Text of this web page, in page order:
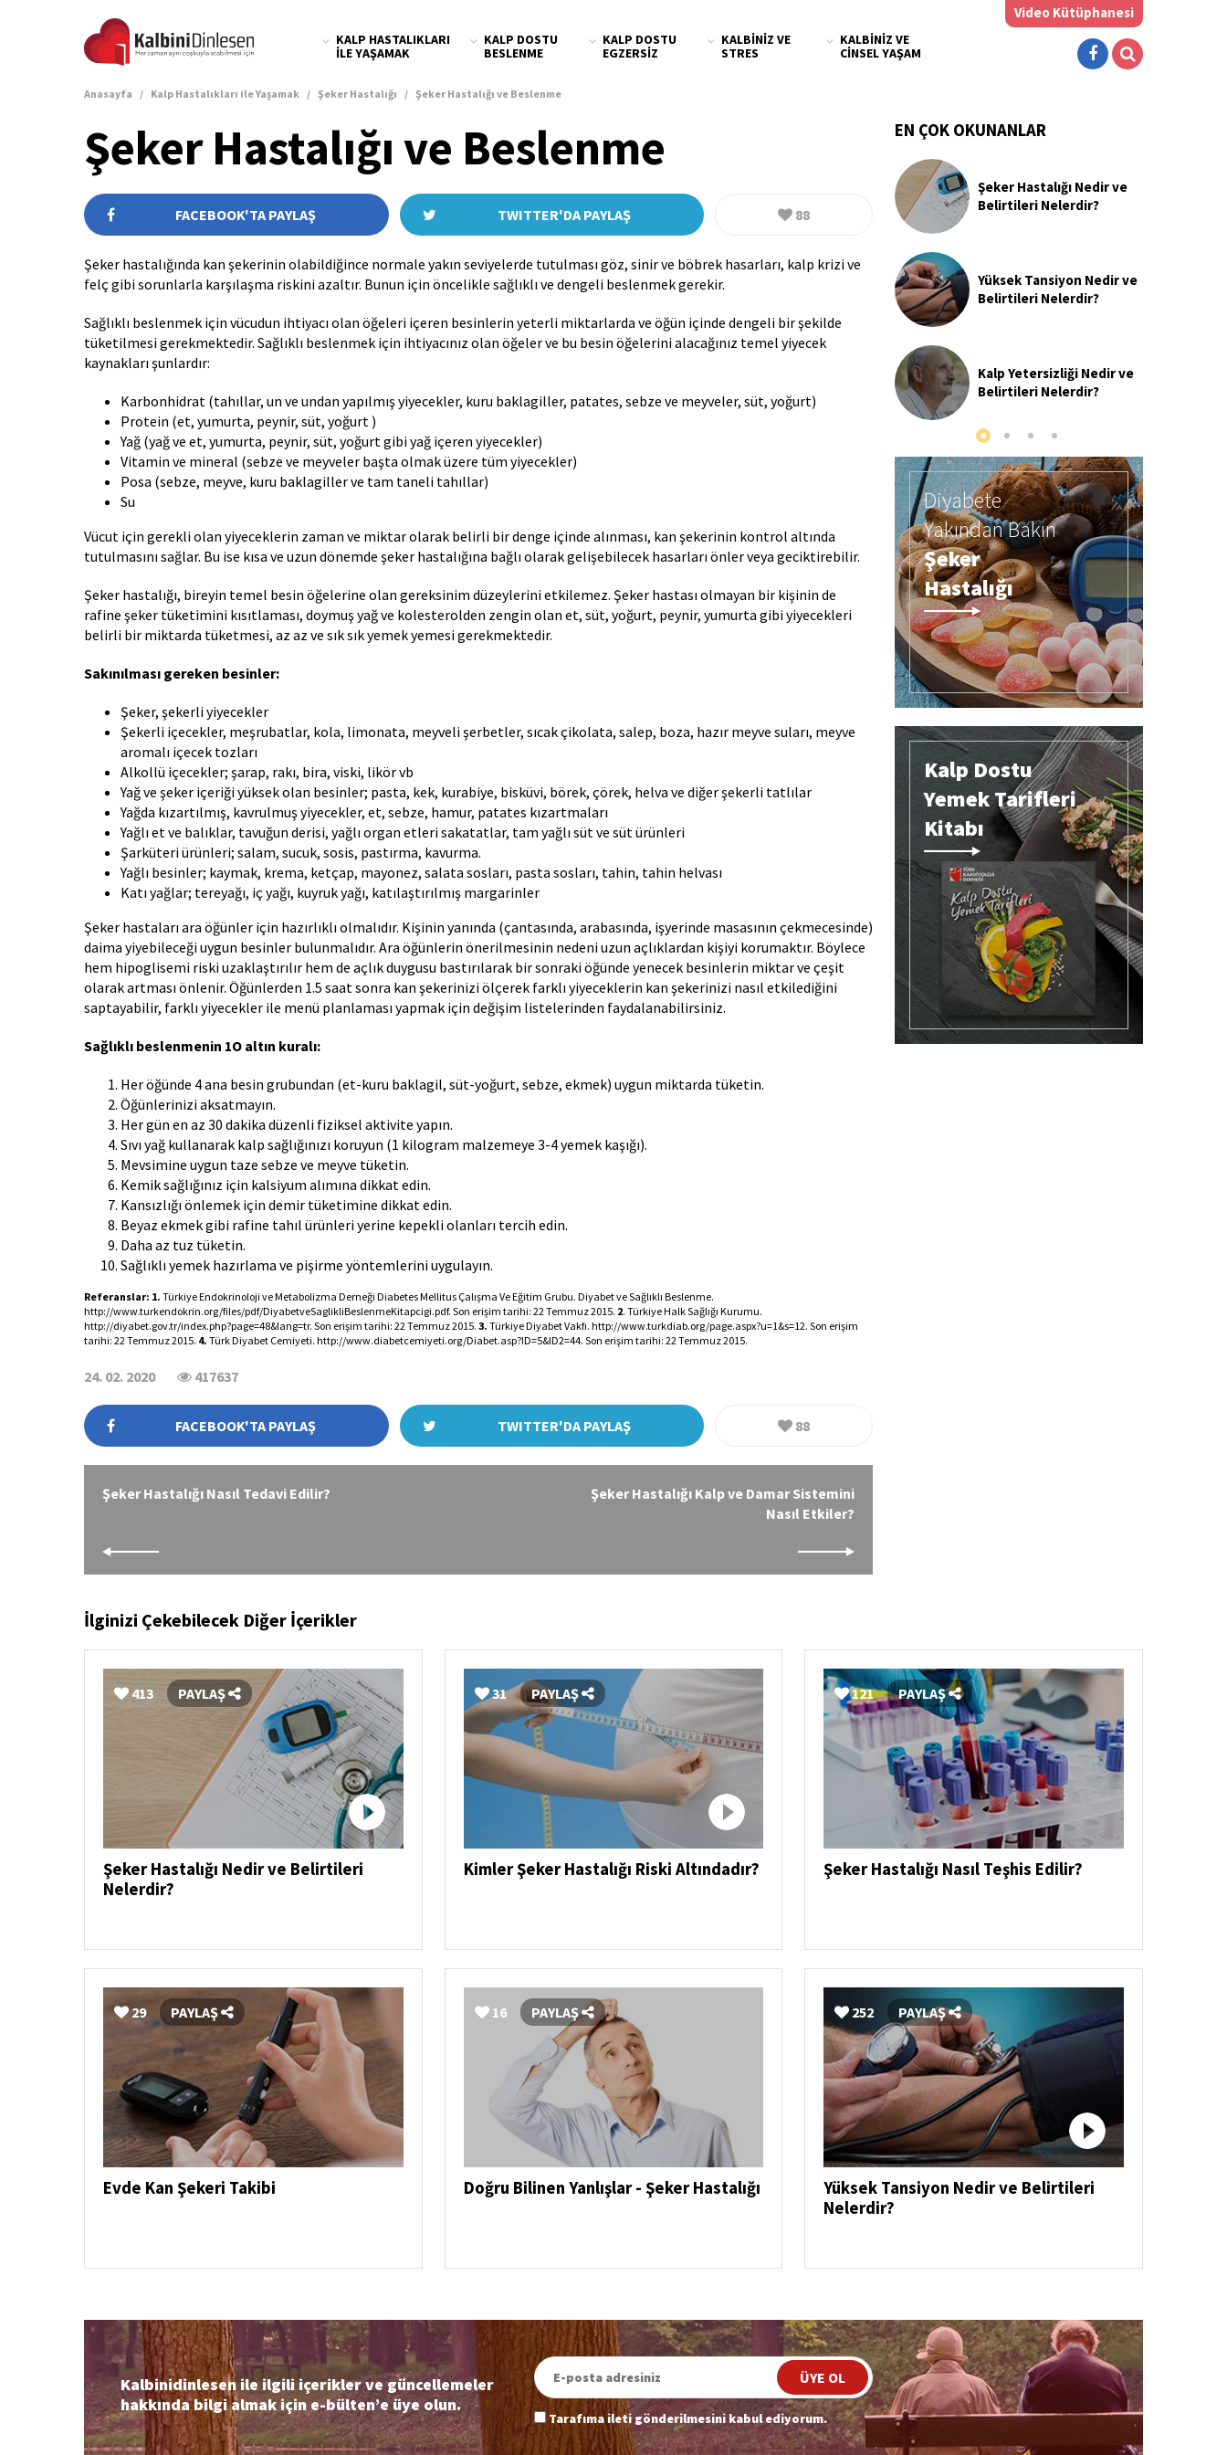
KALP HASTALIKLARI
ILE YAŞAMAK
Yüksek Tansiyon Yüksek Kolesterol
Koroner Kalp
Kalp Ritim
KALP DOSTU
BESLENME
Kalp Dostu Beslenme
Kalp Sağlığı İçin Nasıl
Kilo Kontrolü ve Diyet
KALP DOSTU
EGZERSIZ
Egzersiz ve Kalp Sağlığı
Kalp Hastaları İçin
Önerileri
Kardiyak Rehabilitasyon
KALBINIZ VE
STRES
KALBINIZ VE
CINSEL YAŞAM
Video Kütüphanesi
Anasayfa Kalp Hastalıkları ile Yaşamak Şeker Hastalığı Şeker Hastalığı ve Beslenme
Şeker Hastalığı ve Beslenme
FACEBOOK'TA PAYLAŞ TWITTER'DA PAYLAŞ 88
Şeker hastalığında kan şekerinin olabildiğince normale yakın seviyelerde tutulması göz, sinir ve böbrek hasarları, kalp krizi ve
felç gibi sorunlarla karşılaşma riskini azaltır. Bunun için öncelikle sağlıklı ve dengeli beslenmek gerekir.
Sağlıklı beslenmek için vücudun ihtiyacı olan öğeleri içeren besinlerin yeterli miktarlarda ve öğün içinde dengeli bir şekilde
tüketilmesi gerekmektedir. Sağlıklı beslenmek için ihtiyacınız olan öğeler ve bu besin öğelerini alacağınız temel yiyecek
kaynakları şunlardır:
Karbonhidrat (tahıllar, un ve undan yapılmış yiyecekler, kuru baklagiller, patates, sebze ve meyveler, süt, yoğurt)
Protein (et, yumurta, peynir, süt, yoğurt )
Yağ (yağ ve et, yumurta, peynir, süt, yoğurt gibi yağ içeren yiyecekler)
Vitamin ve mineral (sebze ve meyveler başta olmak üzere tüm yiyecekler)
Posa (sebze, meyve, kuru baklagiller ve tam taneli tahıllar)
Su
Vücut için gerekli olan yiyeceklerin zaman ve miktar olarak belirli bir denge içinde alınması, kan şekerinin kontrol altında
tutulmasını sağlar. Bu ise kısa ve uzun dönemde şeker hastalığına bağlı olarak gelişebilecek hasarları önler veya geciktirebilir.
Şeker hastalığı, bireyin temel besin öğelerine olan gereksinim düzeylerini etkilemez. Şeker hastası olmayan bir kişinin de
rafine şeker tüketimini kısıtlaması, doymuş yağ ve kolesterolden zengin olan et, süt, yoğurt, peynir, yumurta gibi yiyecekleri
belirli bir miktarda tüketmesi, az az ve sık sık yemek yemesi gerekmektedir.
Sakınılması gereken besinler:
Şeker, şekerli yiyecekler
Şekerli içecekler, meşrubatlar, kola, limonata, meyveli şerbetler, sıcak çikolata, salep, boza, hazır meyve suları, meyve
aromalı içecek tozları
Alkollü içecekler; şarap, rakı, bira, viski, likör vb
Yağ ve şeker içeriği yüksek olan besinler; pasta, kek, kurabiye, bisküvi, börek, çörek, helva ve diğer şekerli tatlılar
Yağda kızartılmış, kavrulmuş yiyecekler, et, sebze, hamur, patates kızartmaları
Yağlı et ve balıklar, tavuğun derisi, yağlı organ etleri sakatatlar, tam yağlı süt ve süt ürünleri
Şarküteri ürünleri; salam, sucuk, sosis, pastırma, kavurma.
Yağlı besinler; kaymak, krema, ketçap, mayonez, salata sosları, pasta sosları, tahin, tahin helvası
Katı yağlar; tereyağı, iç yağı, kuyruk yağı, katılaştırılmış margarinler
Şeker hastaları ara öğünler için hazırlıklı olmalıdır. Kişinin yanında (çantasında, arabasında, işyerinde masasının çekmecesinde)
daima yiyebileceği uygun besinler bulunmalıdır. Ara öğünlerin önerilmesinin nedeni uzun açlıklardan kişiyi korumaktır. Böylece
hem hipoglisemi riski uzaklaştırılır hem de açlık duygusu bastırılarak bir sonraki öğünde yenecek besinlerin miktar ve çeşit
olarak artması önlenir. Öğünlerden 1.5 saat sonra kan şekerinizi ölçerek farklı yiyeceklerin kan şekerinizi nasıl etkilediğini
saptayabilir, farklı yiyecekler ile menü planlaması yapmak için değişim listelerinden faydalanabilirsiniz.
Sağlıklı beslenmenin 1O altın kuralı:
Her öğünde 4 ana besin grubundan (et-kuru baklagil, süt-yoğurt, sebze, ekmek) uygun miktarda tüketin.
Öğünlerinizi aksatmayın.
Her gün en az 30 dakika düzenli fiziksel aktivite yapın.
Sıvı yağ kullanarak kalp sağlığınızı koruyun (1 kilogram malzemeye 3-4 yemek kaşığı).
Mevsimine uygun taze sebze ve meyve tüketin.
Kemik sağlığınız için kalsiyum alımına dikkat edin.
Kansızlığı önlemek için demir tüketimine dikkat edin.
Beyaz ekmek gibi rafine tahıl ürünleri yerine kepekli olanları tercih edin.
Daha az tuz tüketin.
Sağlıklı yemek hazırlama ve pişirme yöntemlerini uygulayın.
Referanslar: 1. Türkiye Endokrinoloji ve Metabolizma Derneği Diabetes Mellitus Çalışma Ve Eğitim Grubu. Diyabet ve Sağlıklı Beslenme.
http://www.turkendokrin.org/files/pdf/DiyabetveSaglikliBeslenmeKitapcigi.pdf. Son erişim tarihi: 22 Temmuz 2015. 2. Türkiye Halk Sağlığı Kurumu.
http://diyabet.gov.tr/index.php?page=48&lang=tr. Son erişim tarihi: 22 Temmuz 2015. 3. Türkiye Diyabet Vakfı. http://www.turkdiab.org/page.aspx?u=1&s=12. Son erişim
tarihi: 22 Temmuz 2015. 4. Türk Diyabet Cemiyeti. http://www.diabetcemiyeti.org/Diabet.asp?ID=5&ID2=44. Son erişim tarihi: 22 Temmuz 2015.
24. 02. 2020 417637
FACEBOOK'TA PAYLAŞ TWITTER'DA PAYLAŞ 88
Şeker Hastalığı Nasıl Tedavi Edilir?
Şeker Hastalığı Kalp ve Damar Sistemini
Nasıl Etkiler?
EN ÇOK OKUNANLAR
Şeker Hastalığı Nedir ve
Belirtileri Nelerdir?
Yüksek Tansiyon Nedir ve
Belirtileri Nelerdir?
Kalp Yetersizliği Nedir ve
Belirtileri Nelerdir?
Diyabete
Yakından Bakın
Şeker
Hastalığı
Kalp Dostu
Yemek Tarifleri
Kitabı
İlginizi Çekebilecek Diğer İçerikler
Şeker Hastalığı Nedir ve Belirtileri
Nelerdir?
413 PAYLAŞ
Kimler Şeker Hastalığı Riski Altındadır?
31 PAYLAŞ
Şeker Hastalığı Nasıl Teşhis Edilir?
121 PAYLAŞ
Evde Kan Şekeri Takibi
29 PAYLAŞ
Doğru Bilinen Yanlışlar - Şeker Hastalığı
16 PAYLAŞ
Yüksek Tansiyon Nedir ve Belirtileri
Nelerdir?
252 PAYLAŞ
Kalbinidinlesen ile ilgili içerikler ve güncellemeler
hakkında bilgi almak için e-bülten’e üye olun.
Tarafıma ileti gönderilmesini kabul ediyorum.
ÜYE OL